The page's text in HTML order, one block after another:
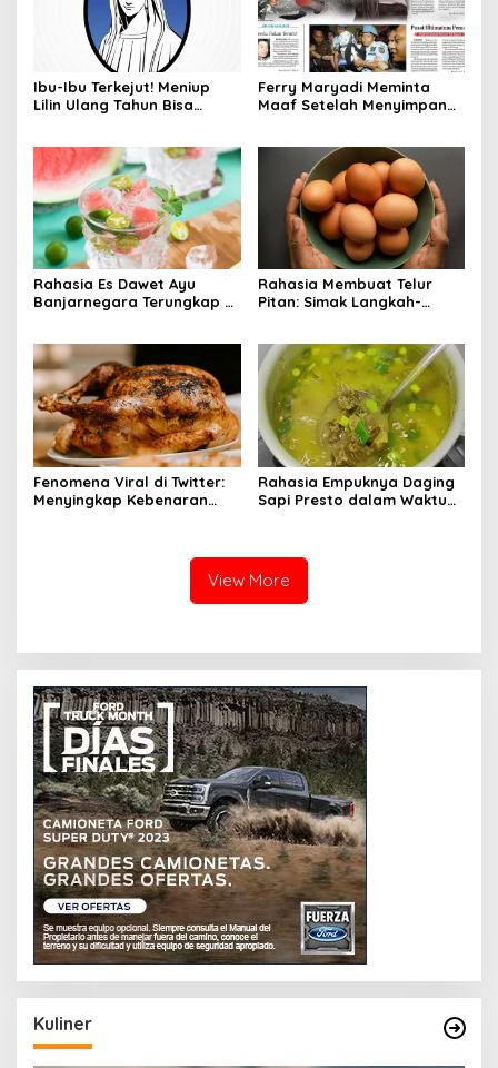
Ibu-Ibu Terkejut! Meniup
Lilin Ulang Tahun Bisa
Ferry Maryadi Meminta
Maaf Setelah Menyimpan
Rahasia Es Dawet Ayu
Banjarnegara Terungkap di
Rahasia Membuat Telur
Pitan: Simak Langkah-
Fenomena Viral di Twitter:
Menyingkap Kebenaran
Rahasia Empuknya Daging
Sapi Presto dalam Waktu
View More
Kuliner